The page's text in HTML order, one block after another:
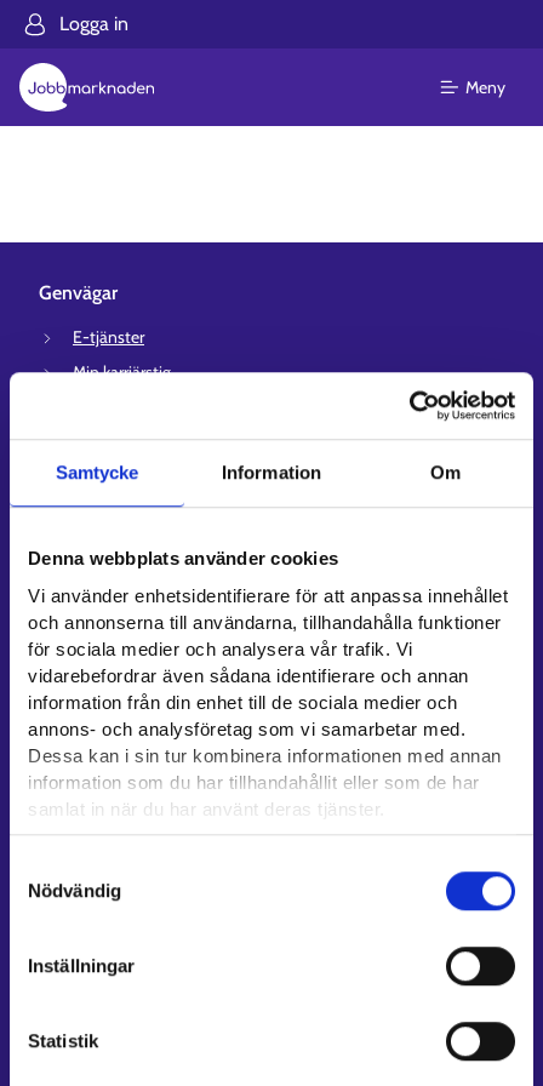
Samtycke Information Om
Denna webbplats använder cookies
Vi använder enhetsidentifierare för att anpassa innehållet
och annonserna till användarna, tillhandahålla funktioner
för sociala medier och analysera vår trafik. Vi
vidarebefordrar även sådana identifierare och annan
information från din enhet till de sociala medier och
annons- och analysföretag som vi samarbetar med.
Dessa kan i sin tur kombinera informationen med annan
information som du har tillhandahållit eller som de har
samlat in när du har använt deras tjänster.
Cookies
Nödvändig
Inställningar
Statistik
Logga in
Meny
Genvägar
E-tjänster
Min karriärstig
Lediga arbetsplatser
Information och aktuellt på andra språk
Kontaktuppgifter till sysselsättningsområden
Stöd för e-tjänster
Information om utkomstskydd för arbetslösa
Rådgivningstjänster för arbetsgivare och företagare
Anvisningar för avsnitten E-tjänster och Min karriärstig
Stöd och respons
Mer information
Arbets- och näringsministeriet⁠
Kompetensstigen⁠